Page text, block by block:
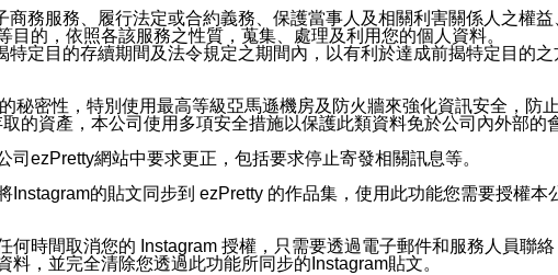
務服務、履行法定或合約義務、保護當事人及相關利害關係人之權
的，依照各該服務之性質，蒐集、處理及利用您的個人資料。
定目的存續期間及法令規定之期間內，以有利於達成前揭特定目的之
密性，特別使用最高等級亞馬遜機房及防火牆來強化資訊安全，防
的資產，本公司使用多項安全措施以保護此類資料免於公司內外部的
ezPretty網站中要求更正，包括要求停止寄發相關訊息等。
的貼文同步到 ezPretty 的作品集，使用此功能您需要授權
時間取消您的 Instagram 授權，只需要透過電子郵件和服務人員聯
，並完全清除您透過此功能所同步的Instagram貼文。